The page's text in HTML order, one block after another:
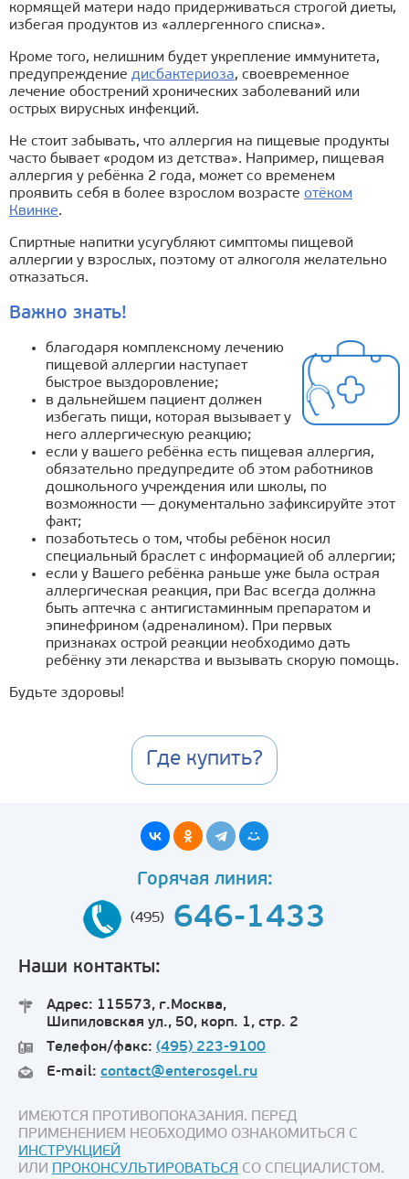
кормящей матери надо придерживаться строгой диеты,
избегая продуктов из «аллергенного списка».
Кроме того, нелишним будет укрепление иммунитета,
предупреждение дисбактериоза, своевременное
лечение обострений хронических заболеваний или
острых вирусных инфекций.
Не стоит забывать, что аллергия на пищевые продукты
часто бывает «родом из детства». Например, пищевая
аллергия у ребёнка 2 года, может со временем
проявить себя в более взрослом возрасте отёком
Квинке.
Спиртные напитки усугубляют симптомы пищевой
аллергии у взрослых, поэтому от алкоголя желательно
отказаться.
Важно знать!
благодаря комплексному лечению
пищевой аллергии наступает
быстрое выздоровление;
в дальнейшем пациент должен
избегать пищи, которая вызывает у
него аллергическую реакцию;
если у вашего ребёнка есть пищевая аллергия,
обязательно предупредите об этом работников
дошкольного учреждения или школы, по
возможности — документально зафиксируйте этот
факт;
позаботьтесь о том, чтобы ребёнок носил
специальный браслет с информацией об аллергии;
если у Вашего ребёнка раньше уже была острая
аллергическая реакция, при Вас всегда должна
быть аптечка с антигистаминным препаратом и
эпинефрином (адреналином). При первых
признаках острой реакции необходимо дать
ребёнку эти лекарства и вызывать скорую помощь.
Будьте здоровы!
Где купить?
Горячая линия:
(495) 646-1433
Наши контакты:
Адрес: 115573, г.Москва,
Шипиловская ул., 50, корп. 1, стр. 2
Телефон/факс: (495) 223-9100
E-mail: contact@enterosgel.ru
ИМЕЮТСЯ ПРОТИВОПОКАЗАНИЯ. ПЕРЕД
ПРИМЕНЕНИЕМ НЕОБХОДИМО ОЗНАКОМИТЬСЯ С
ИНСТРУКЦИЕЙ
ИЛИ ПРОКОНСУЛЬТИРОВАТЬСЯ СО СПЕЦИАЛИСТОМ.